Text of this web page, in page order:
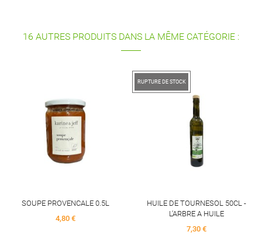
16 AUTRES PRODUITS DANS LA MÊME CATÉGORIE :
SOUPE PROVENCALE 0.5L
RUPTURE DE STOCK
HUILE DE TOURNESOL 50CL -
L'ARBRE A HUILE